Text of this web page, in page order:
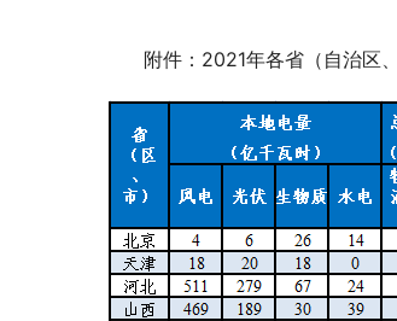
附件：2021年各省（自治区